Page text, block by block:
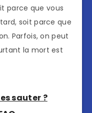
parce que vous
soit parce que
Parfois, on peut
la mort est
sauter ?